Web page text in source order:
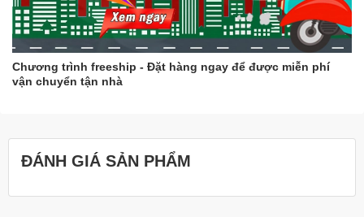
Chương trình freeship - Đặt hàng ngay để được miễn phí
vận chuyển tận nhà
ĐÁNH GIÁ SẢN PHẨM